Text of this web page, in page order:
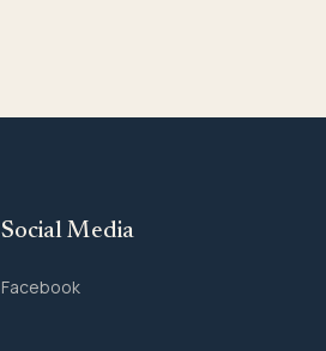
Social Media
Facebook